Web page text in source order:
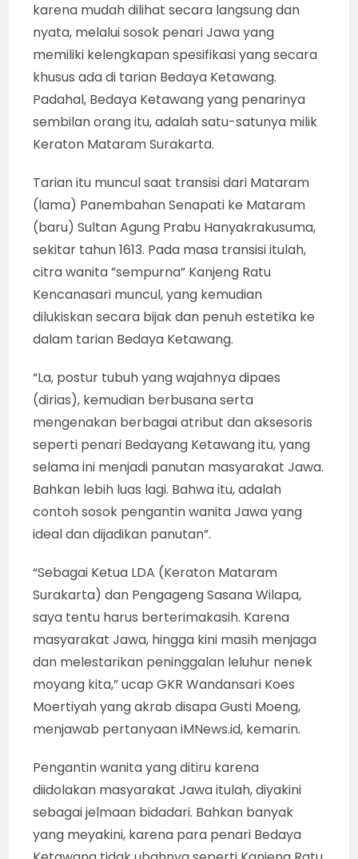
karena mudah dilihat secara langsung dan
nyata, melalui sosok penari Jawa yang
memiliki kelengkapan spesifikasi yang secara
khusus ada di tarian Bedaya Ketawang.
Padahal, Bedaya Ketawang yang penarinya
sembilan orang itu, adalah satu-satunya milik
Keraton Mataram Surakarta.
Tarian itu muncul saat transisi dari Mataram
(lama) Panembahan Senapati ke Mataram
(baru) Sultan Agung Prabu Hanyakrakusuma,
sekitar tahun 1613. Pada masa transisi itulah,
citra wanita ”sempurna” Kanjeng Ratu
Kencanasari muncul, yang kemudian
dilukiskan secara bijak dan penuh estetika ke
dalam tarian Bedaya Ketawang.
“La, postur tubuh yang wajahnya dipaes
(dirias), kemudian berbusana serta
mengenakan berbagai atribut dan aksesoris
seperti penari Bedayang Ketawang itu, yang
selama ini menjadi panutan masyarakat Jawa.
Bahkan lebih luas lagi. Bahwa itu, adalah
contoh sosok pengantin wanita Jawa yang
ideal dan dijadikan panutan”.
“Sebagai Ketua LDA (Keraton Mataram
Surakarta) dan Pengageng Sasana Wilapa,
saya tentu harus berterimakasih. Karena
masyarakat Jawa, hingga kini masih menjaga
dan melestarikan peninggalan leluhur nenek
moyang kita,” ucap GKR Wandansari Koes
Moertiyah yang akrab disapa Gusti Moeng,
menjawab pertanyaan iMNews.id, kemarin.
Pengantin wanita yang ditiru karena
diidolakan masyarakat Jawa itulah, diyakini
sebagai jelmaan bidadari. Bahkan banyak
yang meyakini, karena para penari Bedaya